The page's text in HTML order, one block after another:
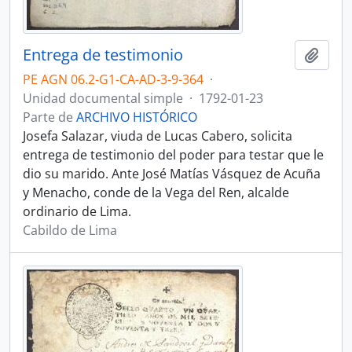
Entrega de testimonio
PE AGN 06.2-G1-CA-AD-3-9-364 ·
Unidad documental simple · 1792-01-23
Parte de ARCHIVO HISTÓRICO
Josefa Salazar, viuda de Lucas Cabero, solicita
entrega de testimonio del poder para testar que le
dio su marido. Ante José Matías Vásquez de Acuña
y Menacho, conde de la Vega del Ren, alcalde
ordinario de Lima.
Cabildo de Lima